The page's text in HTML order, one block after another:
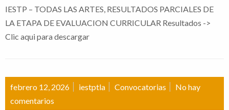
IESTP – TODAS LAS ARTES, RESULTADOS PARCIALES DE
LA ETAPA DE EVALUACION CURRICULAR Resultados ->
Clic aqui para descargar
febrero 12, 2026 iestptla Convocatorias
No hay
comentarios